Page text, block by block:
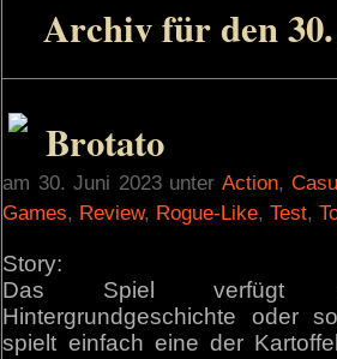
Archiv für den
Brotato
am 30. Juni 2023 unter Action,
Games, Review, Rogue-Like,Test,
Story:
Das Spiel verfügt
Hintergrundgeschichte oder
spielt einfach eine der